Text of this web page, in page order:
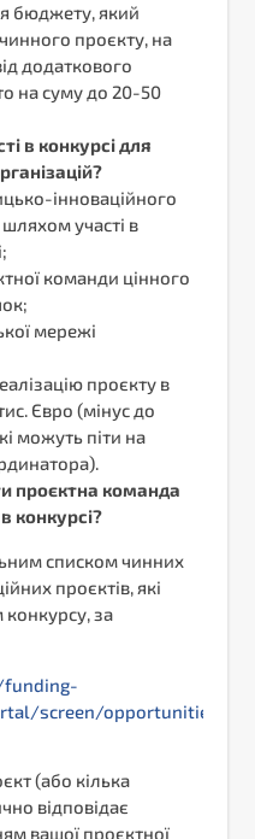
бюджету, який
проєкту, на
додаткового
на суму до 20-50
в конкурсі для
інноваційного
шляхом участі в
команди цінного
мережі
проєкту в
Євро (мінус до
можуть піти на
проєктна команда
конкурсі?
списком чинних
проєктів, які
конкурсу, за
screen/opportunities/
(або кілька
відповідає
вашої проєктної